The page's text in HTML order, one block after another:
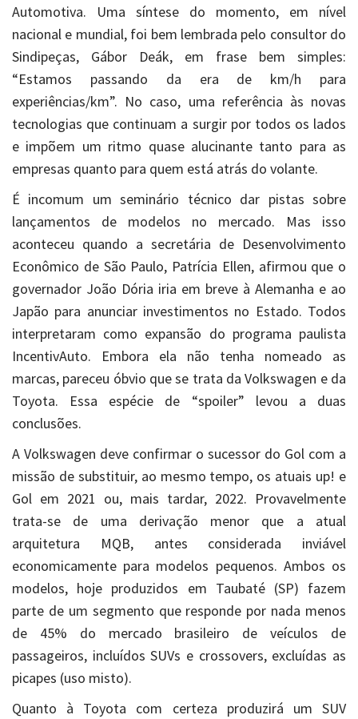
Automotiva. Uma síntese do momento, em nível
nacional e mundial, foi bem lembrada pelo consultor do
Sindipeças, Gábor Deák, em frase bem simples:
“Estamos passando da era de km/h para
experiências/km”. No caso, uma referência às novas
tecnologias que continuam a surgir por todos os lados
e impõem um ritmo quase alucinante tanto para as
empresas quanto para quem está atrás do volante.
É incomum um seminário técnico dar pistas sobre
lançamentos de modelos no mercado. Mas isso
aconteceu quando a secretária de Desenvolvimento
Econômico de São Paulo, Patrícia Ellen, afirmou que o
governador João Dória iria em breve à Alemanha e ao
Japão para anunciar investimentos no Estado. Todos
interpretaram como expansão do programa paulista
IncentivAuto. Embora ela não tenha nomeado as
marcas, pareceu óbvio que se trata da Volkswagen e da
Toyota. Essa espécie de “spoiler” levou a duas
conclusões.
A Volkswagen deve confirmar o sucessor do Gol com a
missão de substituir, ao mesmo tempo, os atuais up! e
Gol em 2021 ou, mais tardar, 2022. Provavelmente
trata-se de uma derivação menor que a atual
arquitetura MQB, antes considerada inviável
economicamente para modelos pequenos. Ambos os
modelos, hoje produzidos em Taubaté (SP) fazem
parte de um segmento que responde por nada menos
de 45% do mercado brasileiro de veículos de
passageiros, incluídos SUVs e crossovers, excluídas as
picapes (uso misto).
Quanto à Toyota com certeza produzirá um SUV